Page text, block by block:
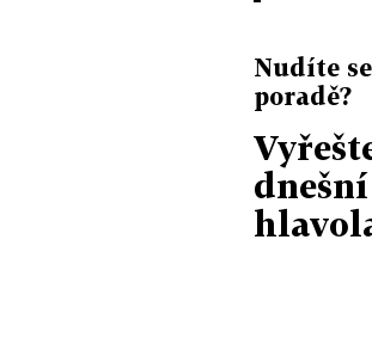
Nudíte
poradě?
dnešní